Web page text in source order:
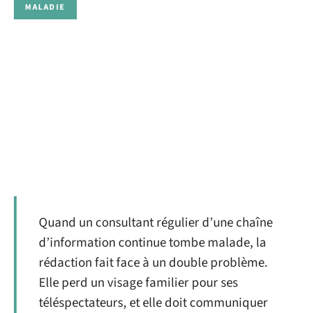
MALADIE
Quand un consultant régulier d’une chaîne
d’information continue tombe malade, la
rédaction fait face à un double problème.
Elle perd un visage familier pour ses
téléspectateurs, et elle doit communiquer